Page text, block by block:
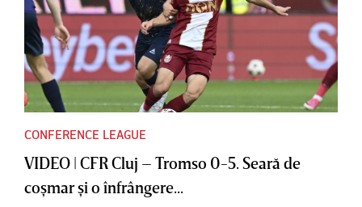
CONFERENCE LEAGUE
VIDEO | CFR Cluj – Tromso 0-5. Seară de
coşmar şi o înfrângere...